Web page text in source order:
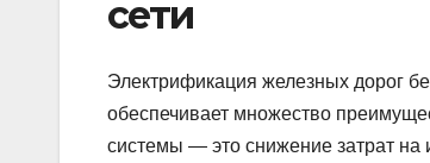
сети
Электрификация железных дорог
обеспечивает множество
системы — это снижение затрат на